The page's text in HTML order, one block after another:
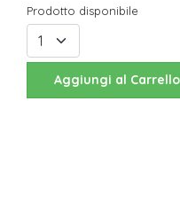
Prodotto disponibile
Aggiungi al Carrello